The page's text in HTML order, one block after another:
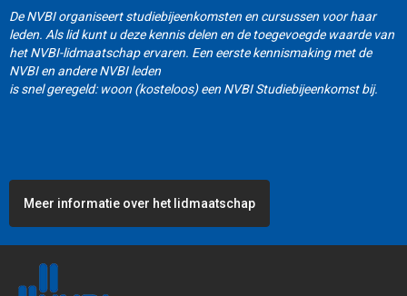
De NVBI organiseert studiebijeenkomsten en cursussen voor haar
leden. Als lid kunt u deze kennis delen en de toegevoegde waarde van
het NVBI-lidmaatschap ervaren. Een eerste kennismaking met de
NVBI en andere NVBI leden
is snel geregeld: woon (kosteloos) een NVBI Studiebijeenkomst bij.
Meer informatie over het lidmaatschap